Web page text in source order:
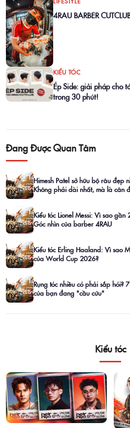
4RAU BARBER
KIỂU TÓC
Ép Side: giải pháp cho
trong 30 phút!
Đang Được Quan Tâm
Himesh Patel sở hữu bộ râu đẹp
Không phải dài nhất, mà là cân
Kiểu tóc Lionel Messi: Vì sao
Góc nhìn của barber 4RAU
Kiểu tóc Erling Haaland: Vì sao
của World Cup 2026?
Rụng tóc nhiều có phải sắp hói?
của bạn đang "cầu cứu"
Kiểu tóc